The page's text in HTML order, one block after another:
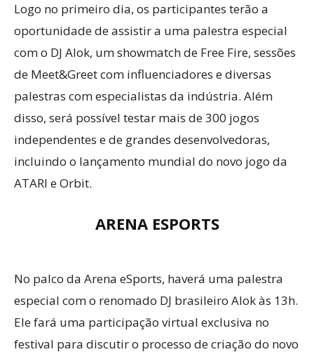
Logo no primeiro dia, os participantes terão a
oportunidade de assistir a uma palestra especial
com o DJ Alok, um showmatch de Free Fire, sessões
de Meet&Greet com influenciadores e diversas
palestras com especialistas da indústria. Além
disso, será possível testar mais de 300 jogos
independentes e de grandes desenvolvedoras,
incluindo o lançamento mundial do novo jogo da
ATARI e Orbit.
ARENA ESPORTS
No palco da Arena eSports, haverá uma palestra
especial com o renomado DJ brasileiro Alok às 13h.
Ele fará uma participação virtual exclusiva no
festival para discutir o processo de criação do novo